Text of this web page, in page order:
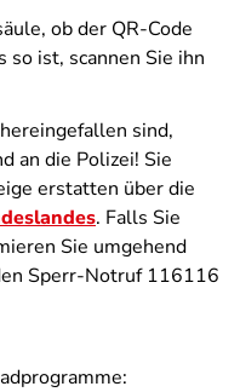
ob der QR-Code
ist, scannen Sie ihn
sind,
an die Polizei! Sie
erstatten über die
. Falls Sie
Sie umgehend
Sperr-Notruf 116116